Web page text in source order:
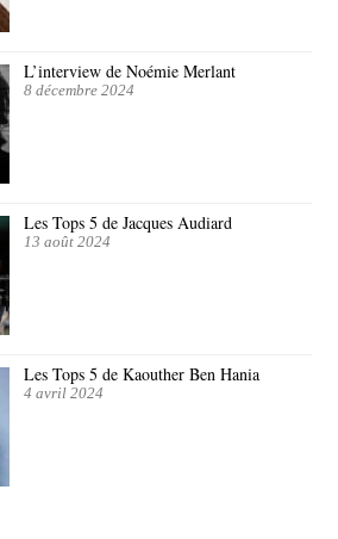
L’interview de Noémie Merlant
8 décembre 2024
Les Tops 5 de Jacques Audiard
13 août 2024
Les Tops 5 de Kaouther Ben Hania
4 avril 2024